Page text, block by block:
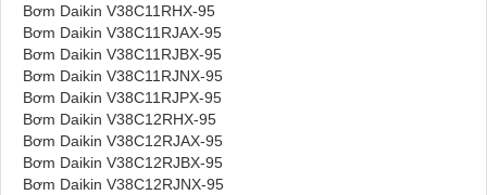
Bơm Daikin V38C11RHX-95
Bơm Daikin V38C11RJAX-95
Bơm Daikin V38C11RJBX-95
Bơm Daikin V38C11RJNX-95
Bơm Daikin V38C11RJPX-95
Bơm Daikin V38C12RHX-95
Bơm Daikin V38C12RJAX-95
Bơm Daikin V38C12RJBX-95
Bơm Daikin V38C12RJNX-95